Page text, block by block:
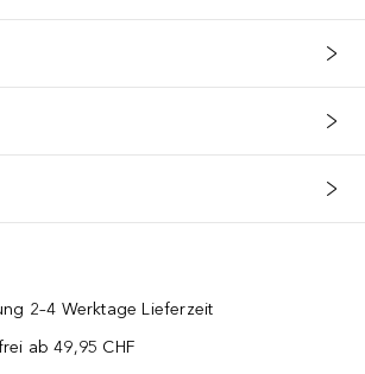
2–4 Werktage Lieferzeit
ab 49,95 CHF